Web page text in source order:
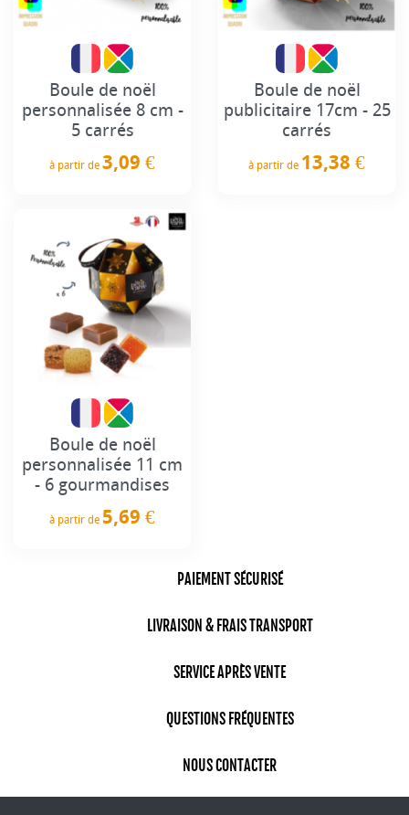
Boule de noël
personnalisée 8 cm -
5 carrés
à partir de 3,09 €
Boule de noël
publicitaire 17cm - 25
carrés
à partir de 13,38 €
Boule de noël
personnalisée 11 cm
- 6 gourmandises
à partir de 5,69 €
PAIEMENT SÉCURISÉ
LIVRAISON & FRAIS TRANSPORT
SERVICE APRÈS VENTE
QUESTIONS FRÉQUENTES
NOUS CONTACTER